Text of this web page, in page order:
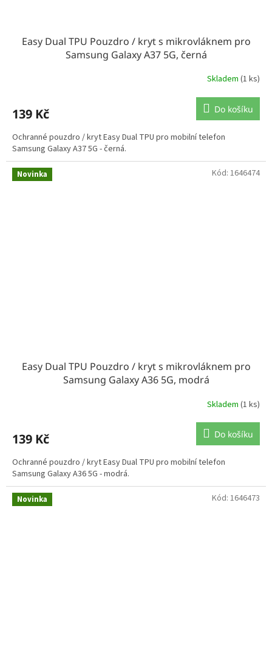
Easy Dual TPU Pouzdro / kryt s mikrovláknem pro
Samsung Galaxy A37 5G, černá
Skladem (1 ks)
139 Kč Do košíku
Ochranné pouzdro / kryt Easy Dual TPU pro mobilní telefon
Samsung Galaxy A37 5G - černá.
Novinka
Easy Dual TPU Pouzdro / kryt s mikrovláknem pro
Samsung Galaxy A36 5G, modrá
Skladem (1 ks)
139 Kč Do košíku
Ochranné pouzdro / kryt Easy Dual TPU pro mobilní telefon
Samsung Galaxy A36 5G - modrá.
Kód: 1646474
Novinka Kód: 1646473